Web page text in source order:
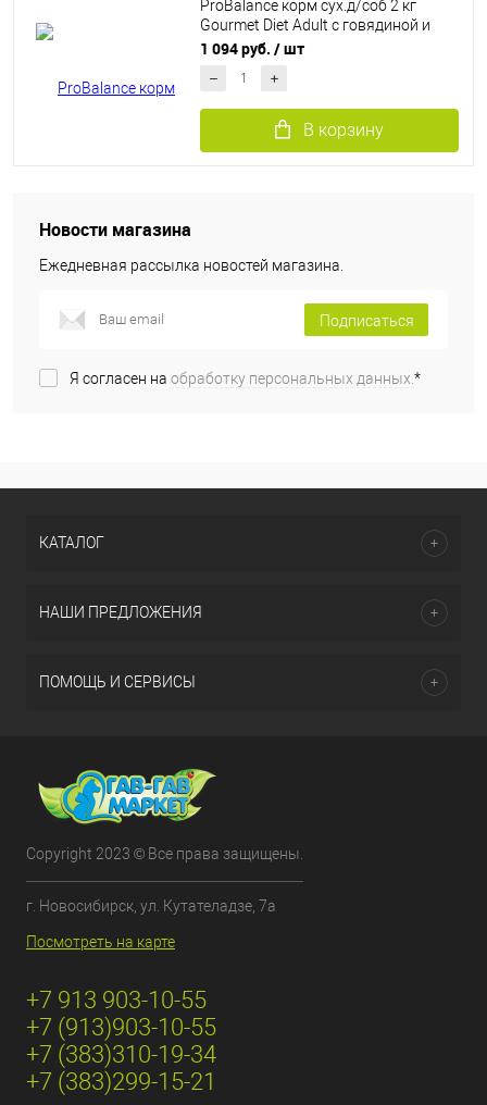
ProBalance корм сух.д/соб 2 кг
Gourmet Diet Adult с говядиной и
ягненком
1 094 руб. / шт
В корзину
Новости магазина
Ежедневная рассылка новостей магазина.
Подписаться
Я согласен на обработку персональных данных.*
КАТАЛОГ
НАШИ ПРЕДЛОЖЕНИЯ
ПОМОЩЬ И СЕРВИСЫ
Copyright 2023 © Все права защищены.
г. Новосибирск, ул. Кутателадзе, 7а
Посмотреть на карте
+7 913 903-10-55
+7 (913)903-10-55
+7 (383)310-19-34
+7 (383)299-15-21